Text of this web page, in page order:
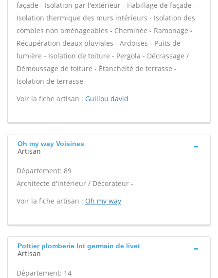
façade - Isolation par l'extérieur - Habillage de façade -
Isolation thermique des murs intérieurs - Isolation des
combles non aménageables - Cheminée - Ramonage -
Récupération deaux pluviales - Ardoises - Puits de
lumière - Isolation de toiture - Pergola - Décrassage /
Démoussage de toiture - Étanchéité de terrasse -
Isolation de terrasse -
Voir la fiche artisan : Guillou david
Oh my way Voisines
Artisan
Département: 89
Architecte d'intérieur / Décorateur -
Voir la fiche artisan : Oh my way
Pottier plomberie Int germain de livet
Artisan
Département: 14